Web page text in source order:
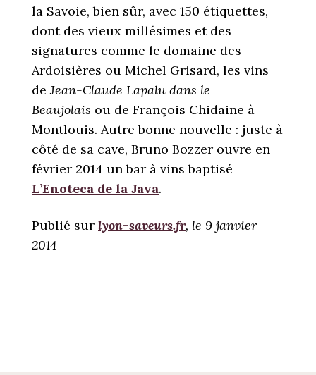
la Savoie, bien sûr, avec 150 étiquettes,
dont des vieux millésimes et des
signatures comme le domaine des
Ardoisières ou Michel Grisard, les vins
deJean-Claude Lapalu dans le
Beaujolais ou de François Chidaine à
Montlouis. Autre bonne nouvelle : juste à
côté de sa cave, Bruno Bozzer ouvre en
février 2014 un bar à vins baptisé
L’Enoteca de la Java.
Publié sur lyon-saveurs.fr, le 9 janvier
2014